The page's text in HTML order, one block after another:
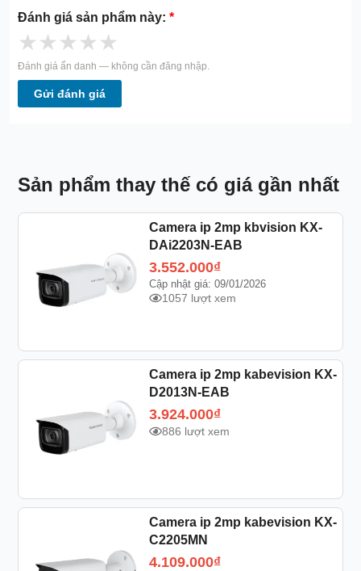
Đánh giá sản phẩm này:*
★★★★★
Đánh giá ẩn danh — không cần đăng nhập.
Gửi đánh giá
Sản phẩm thay thế có giá gần nhất
Camera ip 2mp kbvision KX-
DAi2203N-EAB
3.552.000₫
Cập nhật giá: 09/01/2026
1057 lượt xem
Camera ip 2mp kabevision KX-
D2013N-EAB
3.924.000₫
886 lượt xem
Camera ip 2mp kabevision KX-
C2205MN
4.109.000₫